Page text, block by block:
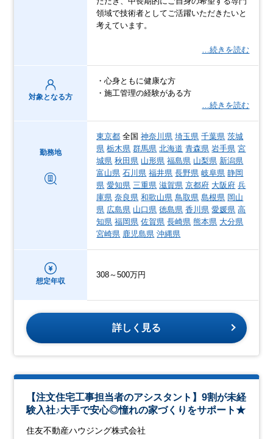
領域で技術者としてご活躍いただきたいと
考えています。
…続きを読む
対象となる方
・心身ともに健康な方
・施工管理の経験がある方
…続きを読む
勤務地
東京都 全国神奈川県 埼玉県 千葉県 茨城
県 栃木県 群馬県 北海道 青森県 岩手県 宮
城県 秋田県 山形県 福島県 山梨県 新潟県
富山県 石川県 福井県 長野県 岐阜県 静岡
県 愛知県 三重県 滋賀県 京都府 大阪府 兵
庫県 奈良県 和歌山県 鳥取県 島根県 岡山
県 広島県 山口県 徳島県 香川県 愛媛県 高
知県 福岡県 佐賀県 長崎県 熊本県 大分県
宮崎県 鹿児島県 沖縄県
想定年収
308～500万円
詳しく見る
【注文住宅工事担当者のアシスタント】9割が未経
験入社♪大手で安心◎憧れの家づくりをサポート★
住友不動産ハウジング株式会社